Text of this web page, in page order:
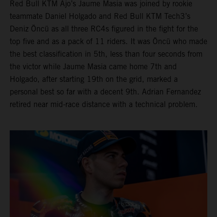
Red Bull KTM Ajo’s Jaume Masia was joined by rookie
teammate Daniel Holgado and Red Bull KTM Tech3’s
Deniz Öncü as all three RC4s figured in the fight for the
top five and as a pack of 11 riders. It was Öncü who made
the best classification in 5th, less than four seconds from
the victor while Jaume Masia came home 7th and
Holgado, after starting 19th on the grid, marked a
personal best so far with a decent 9th. Adrian Fernandez
retired near mid-race distance with a technical problem.